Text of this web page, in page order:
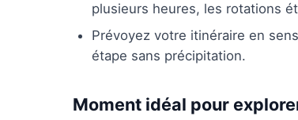
plusieurs heures, les rotations
Prévoyez votre itinéraire en
étape sans précipitation.
Moment idéal pour